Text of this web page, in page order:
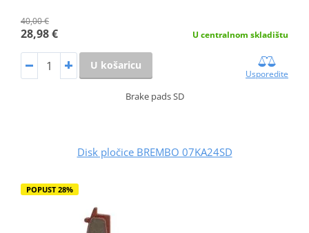
40,00 €
28,98 € U centralnom skladištu
U košaricu
Usporedite
Brake pads SD
Disk pločice BREMBO 07KA24SD
POPUST 28%